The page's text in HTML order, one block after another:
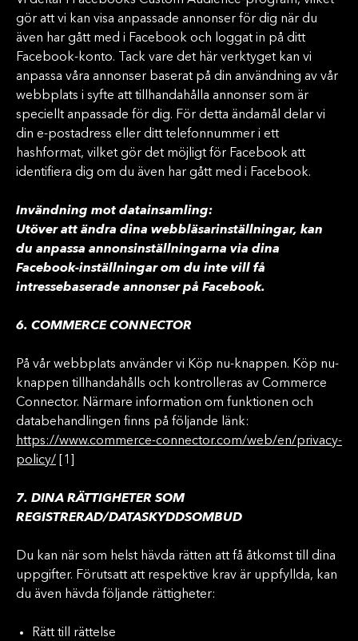
gör att vi kan visa anpassade annonser för dig när du
även har gått med i Facebook och loggat in på ditt
Facebook-konto. Tack vare det här verktyget kan vi
anpassa våra annonser baserat på din användning av vår
webbplats i syfte att tillhandahålla annonser som är
speciellt anpassade för dig. För detta ändamål delar vi
din e-postadress eller ditt telefonnummer i ett
hashformat, vilket gör det möjligt för Facebook att
identifiera dig om du även har gått med i Facebook.
Invändning mot datainsamling:
Utöver att ändra dina webbläsarinställningar, kan
du anpassa annonsinställningarna via dina
Facebook-inställningar om du inte vill få
intressebaserade annonser på Facebook.
6. COMMERCE CONNECTOR
På vår webbplats använder vi Köp nu-knappen. Köp nu-
knappen tillhandahålls och kontrolleras av Commerce
Connector. Närmare information om funktionen och
databehandlingen finns på följande länk:
https://www.commerce-connector.com/web/en/privacy-
policy/ [1]
7. DINA RÄTTIGHETER SOM
REGISTRERAD/DATASKYDDSOMBUD
Du kan när som helst hävda rätten att få åtkomst till dina
uppgifter. Förutsatt att respektive krav är uppfyllda, kan
du även hävda följande rättigheter:
Rätt till rättelse